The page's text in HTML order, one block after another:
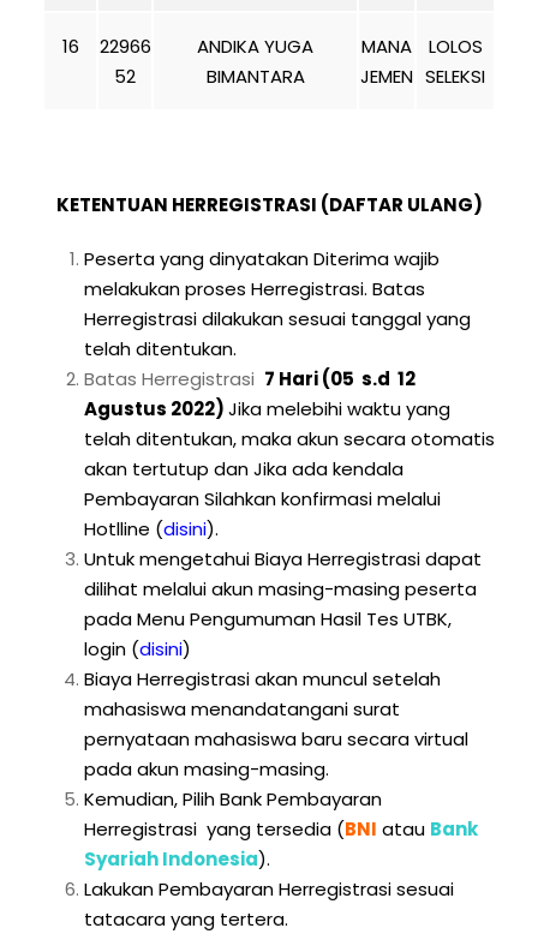
16
22966
52
ANDIKA YUGA
BIMANTARA
MANA
JEMEN
LOLOS
SELEKSI
KETENTUAN HERREGISTRASI (DAFTAR ULANG)
Peserta yang dinyatakan Diterima wajib
melakukan proses Herregistrasi. Batas
Herregistrasi dilakukan sesuai tanggal yang
telah ditentukan.
Batas Herregistrasi 7 Hari (05 s.d 12
Agustus 2022)Jika melebihi waktu yang
telah ditentukan, maka akun secara otomatis
akan tertutup dan Jika ada kendala
Pembayaran Silahkan konfirmasi melalui
Hotlline (disini).
Untuk mengetahui Biaya Herregistrasi dapat
dilihat melalui akun masing-masing peserta
pada Menu Pengumuman Hasil Tes UTBK,
login (disini)
Biaya Herregistrasi akan muncul setelah
mahasiswa menandatangani surat
pernyataan mahasiswa baru secara virtual
pada akun masing-masing.
Kemudian, Pilih Bank Pembayaran
Herregistrasi yang tersedia (BNI atau Bank
Syariah Indonesia).
Lakukan Pembayaran Herregistrasi sesuai
tatacara yang tertera.